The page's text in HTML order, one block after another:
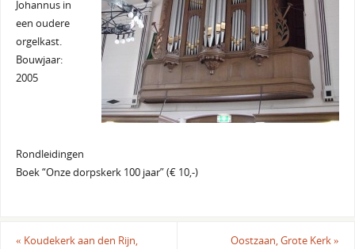
Johannus in
een oudere
orgelkast.
Bouwjaar:
2005
Rondleidingen
Boek “Onze dorpskerk 100 jaar” (€ 10,-)
« Koudekerk aan den Rijn,
Oostzaan, Grote Kerk»